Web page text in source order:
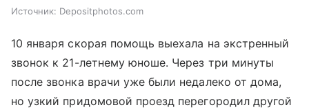
Источник: Depositphotos.com
10 января скорая помощь выехала на экстренный
звонок к 21-летнему юноше. Через три минуты
после звонка врачи уже были недалеко от дома,
но узкий придомовой проезд перегородил другой